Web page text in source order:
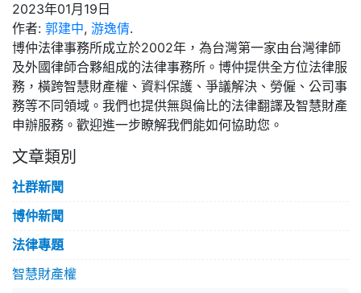
2023年01月19日
作者: 郭建中, 游逸倩.
博仲法律事務所成立於2002年，為台灣第一家由台灣律師
及外國律師合夥組成的法律事務所。博仲提供全方位法律服
務，橫跨智慧財產權、資料保護、爭議解決、勞僱、公司事
務等不同領域。我們也提供無與倫比的法律翻譯及智慧財產
申辦服務。歡迎進一步瞭解我們能如何協助您。
文章類別
社群新聞
博仲新聞
法律專題
智慧財產權